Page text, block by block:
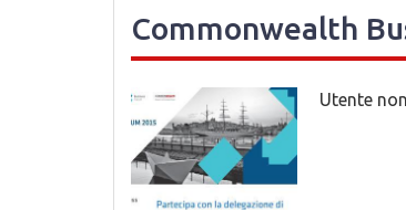
Commonwealth
Utente